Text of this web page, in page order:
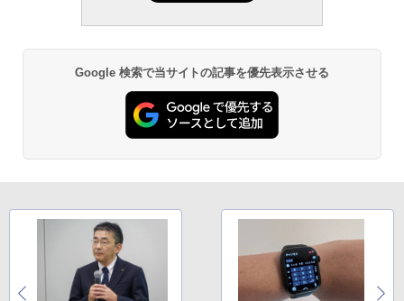
Google 検索で当サイトの記事を優先表示させる